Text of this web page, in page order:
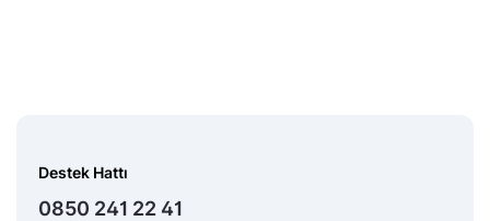
Destek Hattı
0850 241 22 41